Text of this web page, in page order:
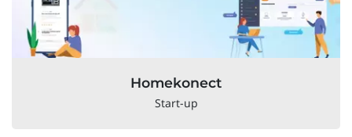
Homekonect
Start-up